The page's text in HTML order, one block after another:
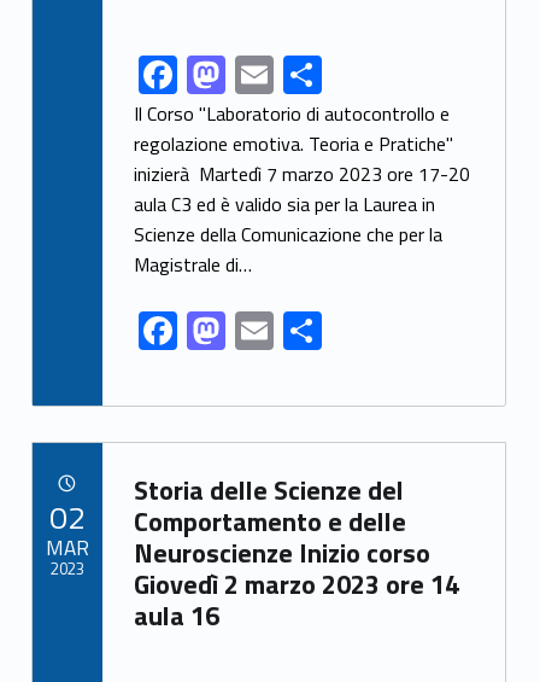
Link identifier share facebook archive #share-link-archive-66851F
ac
e
b
o
o
k
M
as
to
d
o
n
E
m
ai
l
C
o
n
di
vi
Il Corso "Laboratorio di autocontrollo e
regolazione emotiva. Teoria e Pratiche"
inizierà Martedì 7 marzo 2023 ore 17-20
aula C3 ed è valido sia per la Laurea in
Scienze della Comunicazione che per la
Magistrale di…
F
ac
e
b
o
o
k
M
as
to
d
o
n
E
m
ai
l
C
o
n
di
vi
di
Link identifier archive #link-archive-26118
Storia delle Scienze del
Comportamento e delle
Neuroscienze Inizio corso
Giovedì 2 marzo 2023 ore 14
aula 16
02
MAR
2023